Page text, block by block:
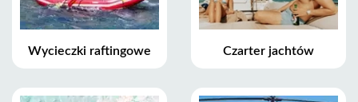
Wycieczki raftingowe Czarter jachtów